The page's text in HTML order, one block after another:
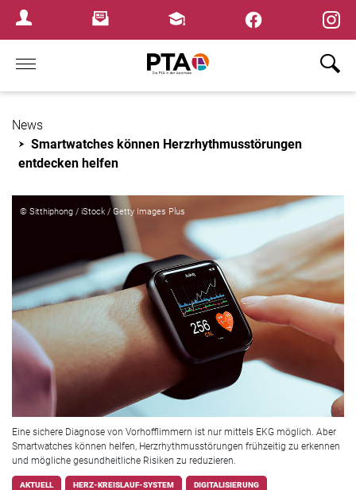
Login MenuNewsletterFortbildungen
Home
News
Smartwatches können Herzrhythmusstörungen
entdecken helfen
© Sitthiphong / iStock / Getty Images Plus
Eine sichere Diagnose von Vorhofflimmern ist nur mittels EKG möglich. Aber
Smartwatches können helfen, Herzrhythmusstörungen frühzeitig zu erkennen
und mögliche gesundheitliche Risiken zu reduzieren.
AKTUELL HERZ-KREISLAUF-SYSTEM DIGITALISIERUNG